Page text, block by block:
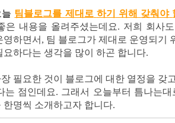
팀블로그를 제대로 하기 위해 갖춰야
은 내용을 올려주셨는데요. 저희
회사도
영하면서 , 팀 블로그가 제대로 운영되기
요하다는 생각을 많이 하곤 합니다.
필요한 것이 블로그에 대한 열정을 갖
는 점인데요. 그래서 오늘부터 틈나는대
한명씩 소개하고자 합니다.